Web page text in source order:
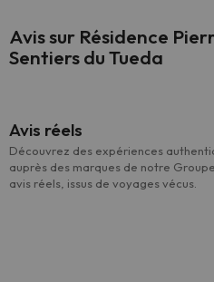
Avis sur Résidence
Sentiers du Tueda
Avis réels
Découvrez des expériences
auprès des marques de notre
avis réels, issus de voyages vécus.